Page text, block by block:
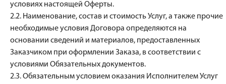
условиях настоящей Оферты.
2.2. Наименование, состав и стоимость Услуг, а также прочие
необходимые условия Договора определяются на
основании сведений и материалов, предоставленных
Заказчиком при оформлении Заказа, в соответствии с
условиями Обязательных документов.
2.3. Обязательным условием оказания Исполнителем Услуг